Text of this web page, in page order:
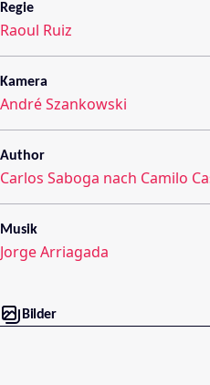
Regie
Raoul Ruiz
Kamera
André Szankowski
Author
Carlos Saboga nach Camilo
Musik
Jorge Arriagada
Bilder